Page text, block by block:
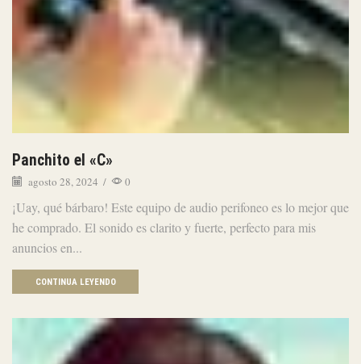
Panchito el «C»
agosto 28, 2024 / 0
¡Uay, qué bárbaro! Este equipo de audio perifoneo es lo mejor que
he comprado. El sonido es clarito y fuerte, perfecto para mis
anuncios en...
CONTINUA LEYENDO